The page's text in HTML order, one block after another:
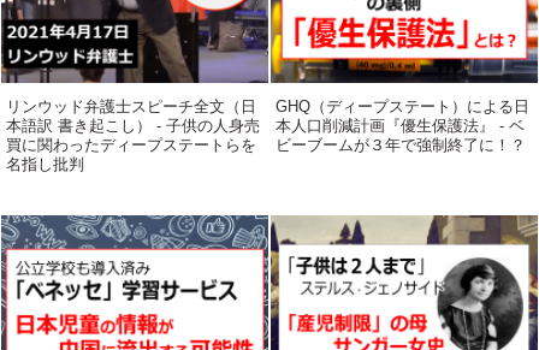
リンウッド弁護士スピーチ全文（日
本語訳 書き起こし） - 子供の人身売
買に関わったディープステートらを
名指し批判
GHQ（ディープステート）による日
本人口削減計画『優生保護法』 - ベ
ビーブームが３年で強制終了に！？